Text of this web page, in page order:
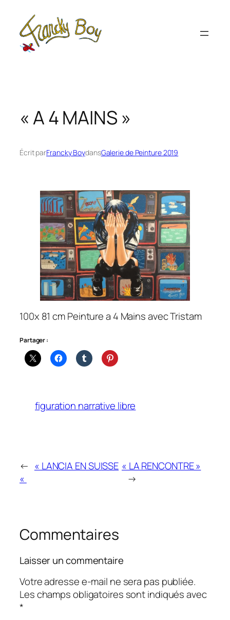
contenu
« A 4 MAINS »
Écrit parFrancky BoydansGalerie de Peinture 2019
100x 81 cm Peinture a 4 Mains avec Tristam
Partager :
figuration narrative libre
← « LANCIA EN SUISSE
«
« LA RENCONTRE »
→
Commentaires
Laisser un commentaire
Votre adresse e-mail ne sera pas publiée.
Les champs obligatoires sont indiqués avec
*